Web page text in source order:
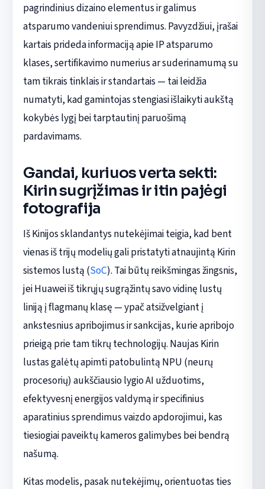
pagrindinius dizaino elementus ir galimus
atsparumo vandeniui sprendimus. Pavyzdžiui, įrašai
kartais prideda informaciją apie IP atsparumo
klases, sertifikavimo numerius ar suderinamumą su
tam tikrais tinklais ir standartais — tai leidžia
numatyti, kad gamintojas stengiasi išlaikyti aukštą
kokybės lygį bei tarptautinį paruošimą
pardavimams.
Gandai, kuriuos verta sekti:
Kirin sugrįžimas ir itin pajėgi
fotografija
Iš Kinijos sklandantys nutekėjimai teigia, kad bent
vienas iš trijų modelių gali pristatyti atnaujintą Kirin
sistemos lustą (SoC). Tai būtų reikšmingas žingsnis,
jei Huawei iš tikrųjų sugrąžintų savo vidinę lustų
liniją į flagmanų klasę — ypač atsižvelgiant į
ankstesnius apribojimus ir sankcijas, kurie apribojo
prieigą prie tam tikrų technologijų. Naujas Kirin
lustas galėtų apimti patobulintą NPU (neurų
procesorių) aukščiausio lygio AI užduotims,
efektyvesnį energijos valdymą ir specifinius
aparatinius sprendimus vaizdo apdorojimui, kas
tiesiogiai paveiktų kameros galimybes bei bendrą
našumą.
Kitas modelis, pasak nutekėjimų, orientuotas ties